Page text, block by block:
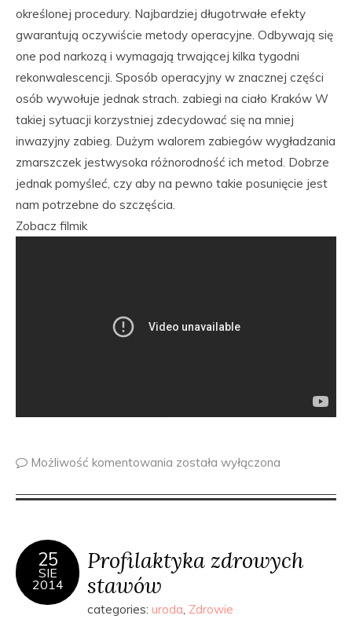
określonej procedury. Najbardziej długotrwałe efekty
gwarantują oczywiście metody operacyjne. Odbywają się
one pod narkozą i wymagają trwającej kilka tygodni
rekonwalescencji. Sposób operacyjny w znacznej części
osób wywołuje jednak strach. zabiegi na ciało Kraków W
takiej sytuacji korzystniej zdecydować się na mniej
inwazyjny zabieg. Dużym walorem zabiegów wygładzania
zmarszczek jestwysoka różnorodność ich metod. Dobrze
jednak pomyśleć, czy aby na pewno takie posunięcie jest
nam potrzebne do szczęścia.
Zobacz filmik
Możliwość komentowania została wyłączona
25
SIE
2014
Profilaktyka zdrowych
stawów
categories: uroda, Zdrowie